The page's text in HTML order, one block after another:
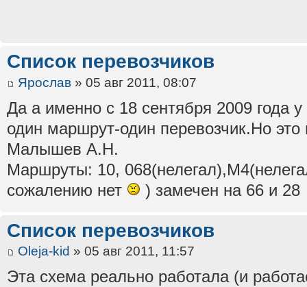
Список перевозчиков
Ярослав » 05 авг 2011, 08:07
Да а именно с 18 сентября 2009 года
один маршрут-один перевозчик.Но
Малышев А.Н.
Маршруты: 10,
сожалению нет
) замечен на 66 и 28
Список перевозчиков
Oleja-kid » 05 авг 2011, 11:57
Эта схема реально работала (и